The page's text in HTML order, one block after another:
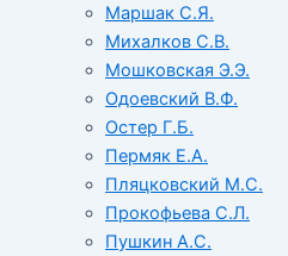
Маршак С.Я.
Михалков С.В.
Мошковская Э.Э.
Одоевский В.Ф.
Остер Г.Б.
Пермяк Е.А.
Пляцковский М.С.
Прокофьева С.Л.
Пушкин А.С.